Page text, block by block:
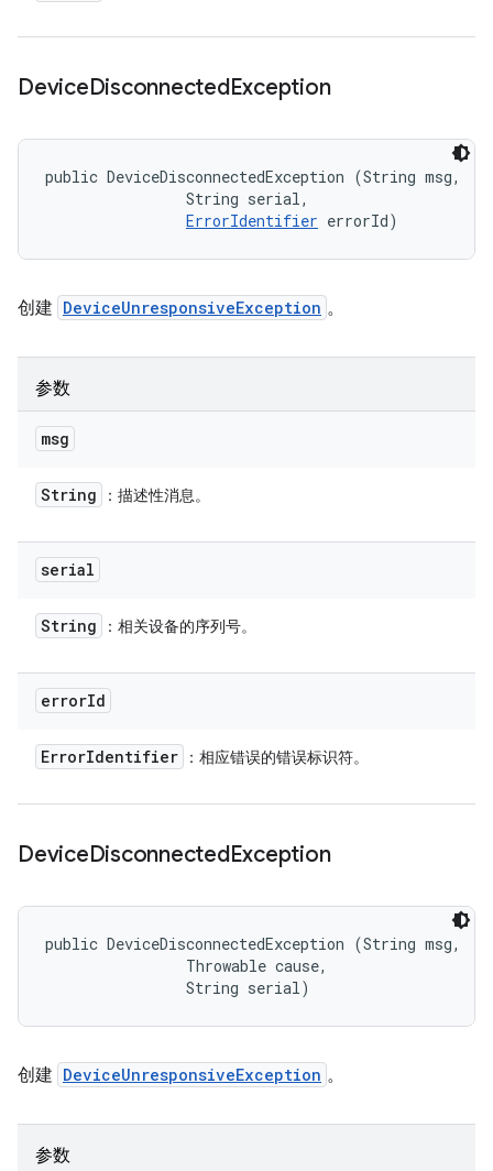
DeviceDisconnectedException
public DeviceDisconnectedException (String msg,
                String serial,
ErrorIdentifier errorId)
创建 DeviceUnresponsiveException 。
参数
msg
String ：描述性消息。
serial
String ：相关设备的序列号。
errorId
ErrorIdentifier ：相应错误的错误标识符。
DeviceDisconnectedException
public DeviceDisconnectedException (String msg,
                Throwable cause,
                String serial)
创建 DeviceUnresponsiveException 。
参数